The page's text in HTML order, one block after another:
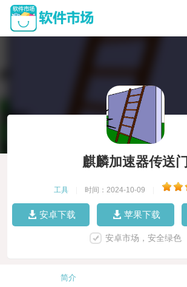
麒麟加速器传送门
工具 时间：2024-10-09
安卓下载 苹果下载
安卓市场，安全绿色
简介